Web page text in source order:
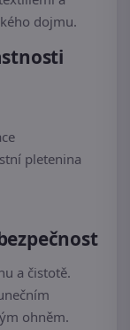
dojmu.
pletenina
a čistotě.
ohněm.